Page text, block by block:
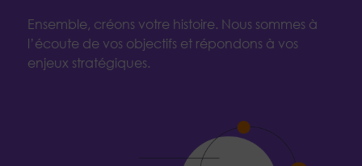
Ensemble, créons votre histoire. Nous sommes à
l’écoute de vos objectifs et répondons à vos
enjeux stratégiques.